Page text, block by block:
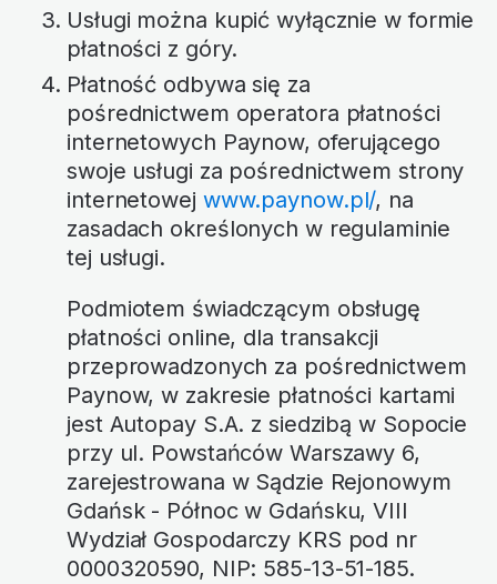
Usługi można kupić wyłącznie w formie
płatności z góry.
Płatność odbywa się za
pośrednictwem operatora płatności
internetowych Paynow, oferującego
swoje usługi za pośrednictwem strony
internetowej www.paynow.pl/, na
zasadach określonych w regulaminie
tej usługi.
Podmiotem świadczącym obsługę
płatności online, dla transakcji
przeprowadzonych za pośrednictwem
Paynow, w zakresie płatności kartami
jest Autopay S.A. z siedzibą w Sopocie
przy ul. Powstańców Warszawy 6,
zarejestrowana w Sądzie Rejonowym
Gdańsk - Północ w Gdańsku, VIII
Wydział Gospodarczy KRS pod nr
0000320590, NIP: 585-13-51-185.